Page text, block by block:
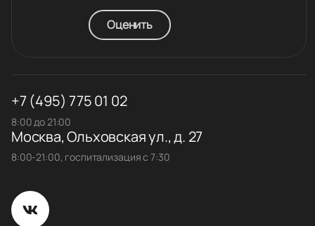
Оценить
+7 (495) 775 01 02
8:00 до 21:00
Москва, Ольховская ул., д. 27
8:00-21:00, госпитализация с 7:30